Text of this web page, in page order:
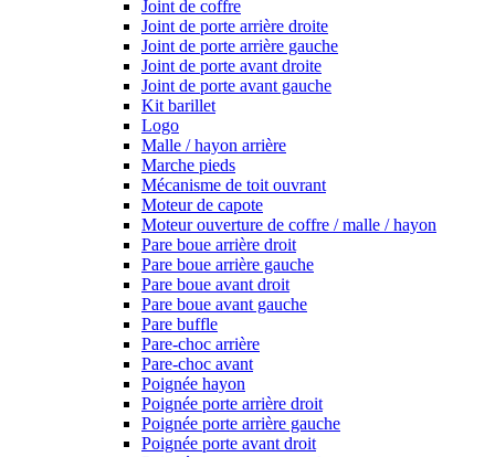
Joint de coffre
Joint de porte arrière droite
Joint de porte arrière gauche
Joint de porte avant droite
Joint de porte avant gauche
Kit barillet
Logo
Malle / hayon arrière
Marche pieds
Mécanisme de toit ouvrant
Moteur de capote
Moteur ouverture de coffre / malle / hayon
Pare boue arrière droit
Pare boue arrière gauche
Pare boue avant droit
Pare boue avant gauche
Pare buffle
Pare-choc arrière
Pare-choc avant
Poignée hayon
Poignée porte arrière droit
Poignée porte arrière gauche
Poignée porte avant droit